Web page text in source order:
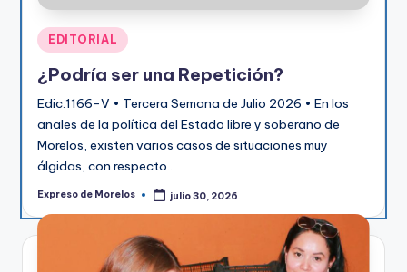
Publicado
en
EDITORIAL
¿Podría ser una Repetición?
Edic.1166-V • Tercera Semana de Julio 2026 • En los
anales de la política del Estado libre y soberano de
Morelos, existen varios casos de situaciones muy
álgidas, con respecto…
Publicado
Expreso de Morelos julio 30, 2026